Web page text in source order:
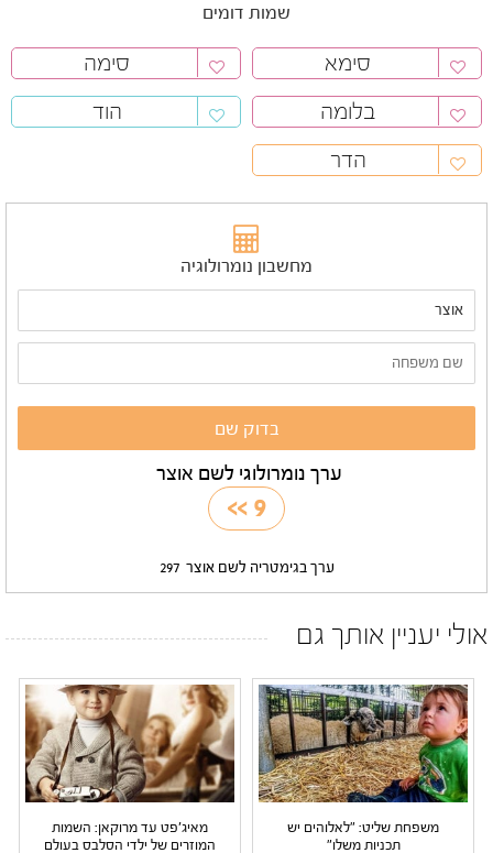
שמות דומים
סימא
סימה
בלומה
הוד
הדר
מחשבון נומרולוגיה
ערך נומרולוגי לשם אוצר
9
>>
ערך בגימטריה לשם אוצר 297
אולי יעניין אותך גם
משפחת שליט: "לאלוהים יש
תכניות משלו"
מאיג'פט עד מרוקאן: השמות
המוזרים של ילדי הסלבס בעולם